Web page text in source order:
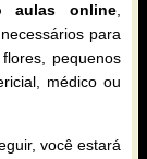
aulas online,
para
pequenos
médico ou
você estará